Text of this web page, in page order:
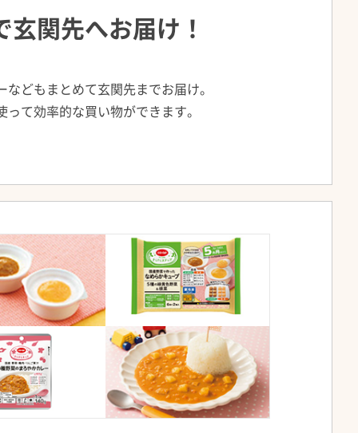
関先へお届け！
どもまとめて玄関先までお届け。
て効率的な買い物ができます。